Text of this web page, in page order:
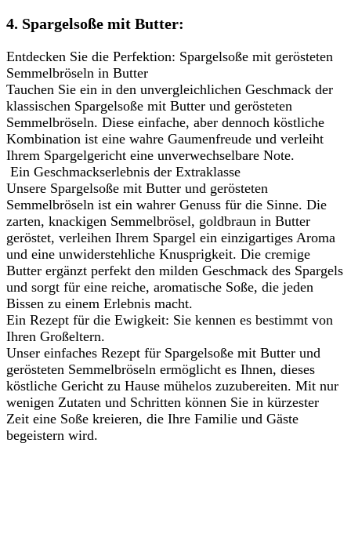
4. Spargelsoße mit Butter:
Entdecken Sie die Perfektion: Spargelsoße mit gerösteten
Semmelbröseln in Butter
Tauchen Sie ein in den unvergleichlichen Geschmack der
klassischen Spargelsoße mit Butter und gerösteten
Semmelbröseln. Diese einfache, aber dennoch köstliche
Kombination ist eine wahre Gaumenfreude und verleiht
Ihrem Spargelgericht eine unverwechselbare Note.
Ein Geschmackserlebnis der Extraklasse
Unsere Spargelsoße mit Butter und gerösteten
Semmelbröseln ist ein wahrer Genuss für die Sinne. Die
zarten, knackigen Semmelbrösel, goldbraun in Butter
geröstet, verleihen Ihrem Spargel ein einzigartiges Aroma
und eine unwiderstehliche Knusprigkeit. Die cremige
Butter ergänzt perfekt den milden Geschmack des Spargels
und sorgt für eine reiche, aromatische Soße, die jeden
Bissen zu einem Erlebnis macht.
Ein Rezept für die Ewigkeit: Sie kennen es bestimmt von
Ihren Großeltern.
Unser einfaches Rezept für Spargelsoße mit Butter und
gerösteten Semmelbröseln ermöglicht es Ihnen, dieses
köstliche Gericht zu Hause mühelos zuzubereiten. Mit nur
wenigen Zutaten und Schritten können Sie in kürzester
Zeit eine Soße kreieren, die Ihre Familie und Gäste
begeistern wird.